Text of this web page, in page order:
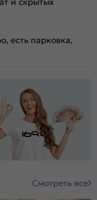
есть парковка,
Смотреть все